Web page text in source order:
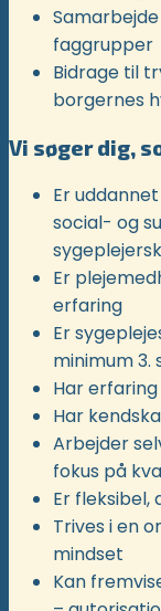
faggrupper
Bidrage til
borgernes
Vi søger dig,
Er
social- og
Er
erfaring
Er
minimum 3.
Har
Har
Arbejder
fokus på
Er fleksibel,
Trives i en
mindset
Kan